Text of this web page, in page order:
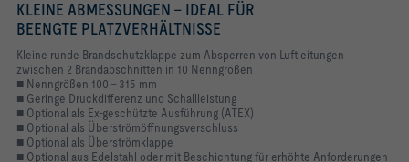
KLEINE ABMESSUNGEN – IDEAL FÜR
BEENGTE PLATZVERHÄLTNISSE
Kleine runde Brandschutzklappe zum Absperren von Luftleitungen
zwischen 2 Brandabschnitten in 10 Nenngrößen
■ Nenngrößen 100 – 315 mm
■ Geringe Druckdifferenz und Schallleistung
■ Optional als Ex-geschützte Ausführung (ATEX)
■ Optional als Überströmöffnungsverschluss
■ Optional als Überströmklappe
■ Optional aus Edelstahl oder mit Beschichtung für erhöhte Anforderungen